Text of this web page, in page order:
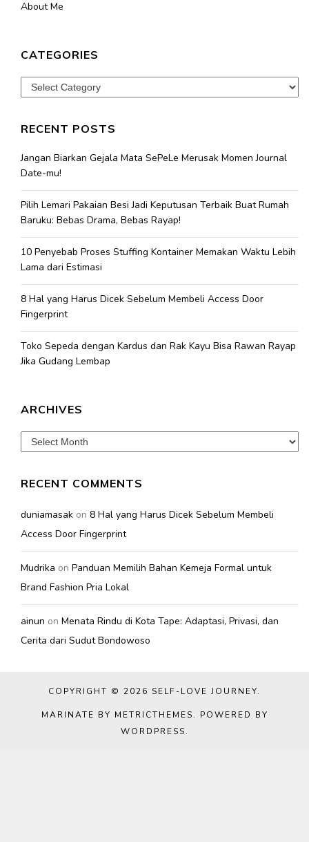
About Me
CATEGORIES
Categories
RECENT POSTS
Jangan Biarkan Gejala Mata SePeLe Merusak Momen Journal
Date-mu!
Pilih Lemari Pakaian Besi Jadi Keputusan Terbaik Buat Rumah
Baruku: Bebas Drama, Bebas Rayap!
10 Penyebab Proses Stuffing Kontainer Memakan Waktu Lebih
Lama dari Estimasi
8 Hal yang Harus Dicek Sebelum Membeli Access Door
Fingerprint
Toko Sepeda dengan Kardus dan Rak Kayu Bisa Rawan Rayap
Jika Gudang Lembap
ARCHIVES
Archives
RECENT COMMENTS
duniamasak on 8 Hal yang Harus Dicek Sebelum Membeli
Access Door Fingerprint
Mudrika on Panduan Memilih Bahan Kemeja Formal untuk
Brand Fashion Pria Lokal
ainun on Menata Rindu di Kota Tape: Adaptasi, Privasi, dan
Cerita dari Sudut Bondowoso
COPYRIGHT © 2026 SELF-LOVE JOURNEY.
MARINATE BY METRICTHEMES. POWERED BY
WORDPRESS.